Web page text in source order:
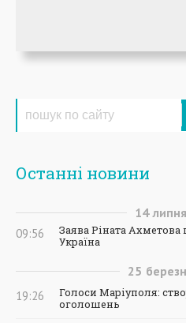
Останні новини
14 липня
09:56
Заява Ріната Ахметова
Україна
25
19:26
Голоси Маріуполя:
оголошень